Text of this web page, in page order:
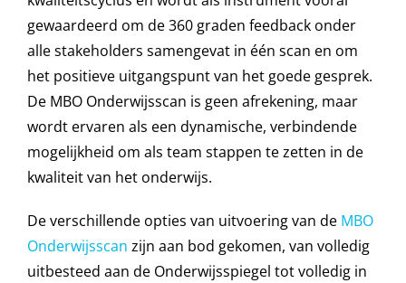
gewaardeerd om de 360 graden feedback onder
alle stakeholders samengevat in één scan en om
het positieve uitgangspunt van het goede gesprek.
De MBO Onderwijsscan is geen afrekening, maar
wordt ervaren als een dynamische, verbindende
mogelijkheid om als team stappen te zetten in de
kwaliteit van het onderwijs.
De verschillende opties van uitvoering van de MBO
Onderwijsscan zijn aan bod gekomen, van volledig
uitbesteed aan de Onderwijsspiegel tot volledig in